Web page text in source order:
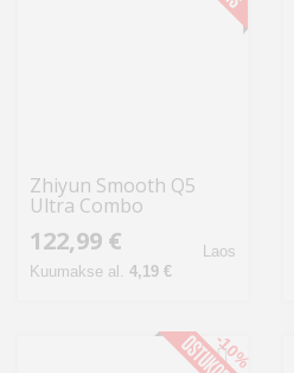
Zhiyun Smooth Q5
Ultra Combo
122,99 €
Kuumakse al. 4,19 €
Laos
-10%